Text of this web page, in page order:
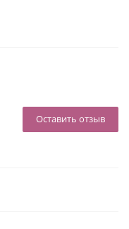
Оставить отзыв